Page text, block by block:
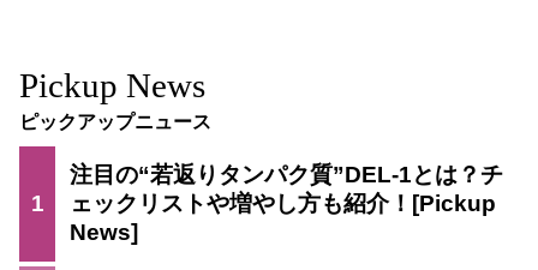
Pickup News
ピックアップニュース
1
注目の“若返りタンパク質”DEL-1とは？チ
ェックリストや増やし方も紹介！